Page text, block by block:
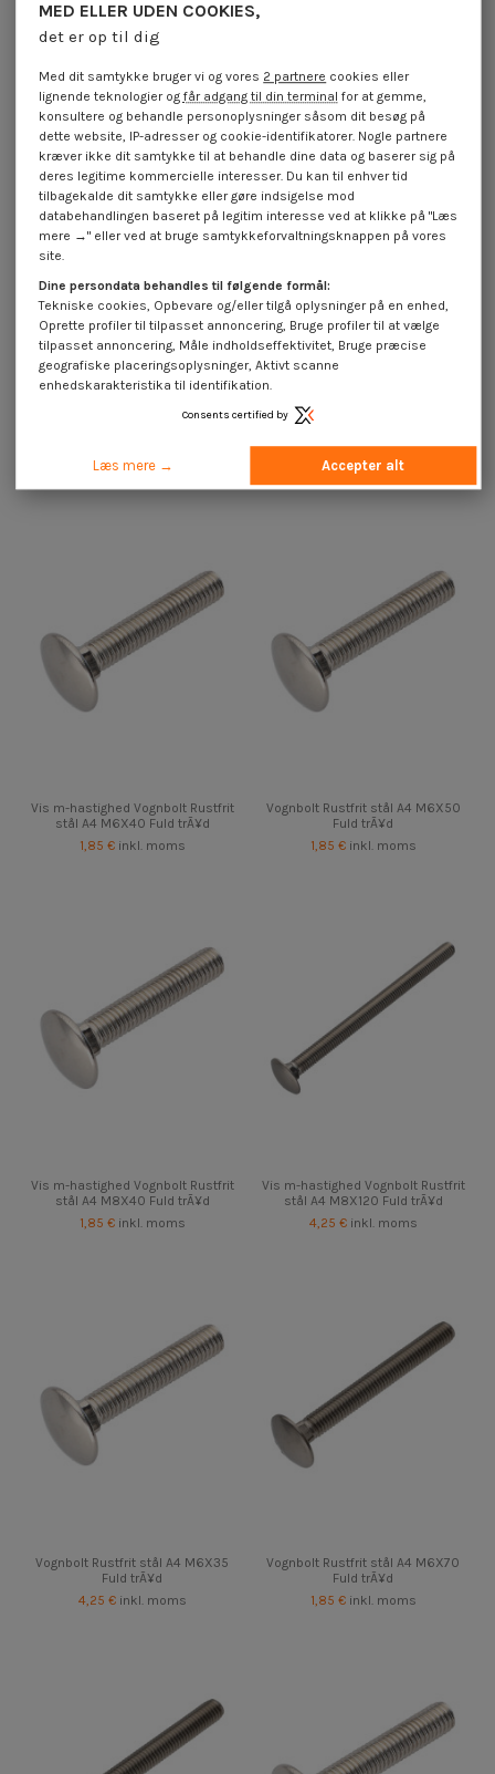
Fuld trÃ¥d
4,25 €inkl. moms
Fuld trÃ¥d
4,25 €inkl. moms
4,25 € inkl. moms
Fuld trÃ¥d
4,25 €inkl. moms
Vis m-hastighed Vognbolt Rustfrit
stål A4 M6X40 Fuld trÃ¥d
1,85 € inkl. moms
Vognbolt Rustfrit stål A4 M6X50
Fuld trÃ¥d
1,85 € inkl. moms
Vis m-hastighed Vognbolt Rustfrit
stål A4 M8X40 Fuld trÃ¥d
1,85 € inkl. moms
Vis m-hastighed Vognbolt Rustfrit
stål A4 M8X120 Fuld trÃ¥d
4,25 € inkl. moms
Vognbolt Rustfrit stål A4 M6X35
Fuld trÃ¥d
4,25 € inkl. moms
Vognbolt Rustfrit stål A4 M6X70
Fuld trÃ¥d
1,85 € inkl. moms
MED ELLER UDEN COOKIES,
det er op til dig
Med dit samtykke bruger vi og vores 2 partnere cookies eller
lignende teknologier ogfår adgang til din terminal for at gemme,
konsultere og behandle personoplysninger såsom dit besøg på
dette website, IP-adresser og cookie-identifikatorer. Nogle partnere
kræver ikke dit samtykke til at behandle dine data og baserer sig på
deres legitime kommercielle interesser. Du kan til enhver tid
tilbagekalde dit samtykke eller gøre indsigelse mod
databehandlingen baseret på legitim interesse ved at klikke på "Læs
mere →" eller ved at bruge samtykkeforvaltningsknappen på vores
site.
Dine persondata behandles til følgende formål:
Tekniske cookies, Opbevare og/eller tilgå oplysninger på en enhed,
Oprette profiler til tilpasset annoncering, Bruge profiler til at vælge
tilpasset annoncering, Måle indholdseffektivitet, Bruge præcise
geografiske placeringsoplysninger, Aktivt scanne
enhedskarakteristika til identifikation.
Consents certified by
Læs mere → Accepter alt